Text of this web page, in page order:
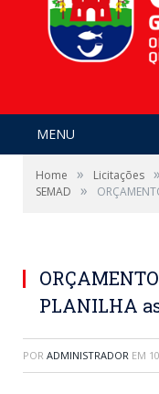
MENU
Home » Licitações »
SEMAD
»
PLANILHA
POR ADMINISTRADOR EM